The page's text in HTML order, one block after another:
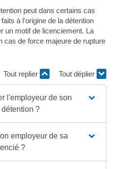
peut dans certains cas
à l'origine de la détention
un motif de licenciement. La
cas de force majeure de rupture
Tout replier Tout déplier
l'employeur de son
?
employeur de sa
?